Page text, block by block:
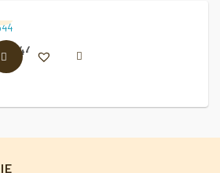
1344LIRE LA SUITE